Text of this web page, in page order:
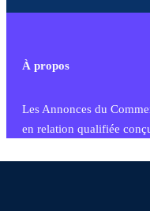
À propos
Les Annonces du
en relation qualifiée
commercial et les